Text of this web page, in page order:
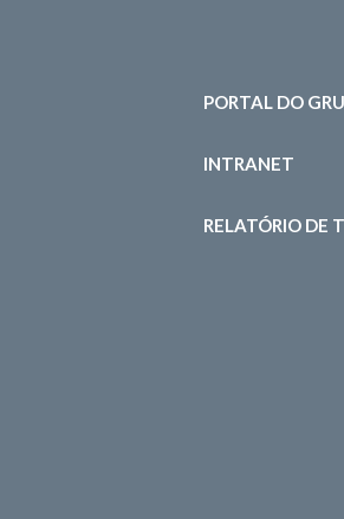
PORTAL DO
INTRANET
RELATÓRIO DE